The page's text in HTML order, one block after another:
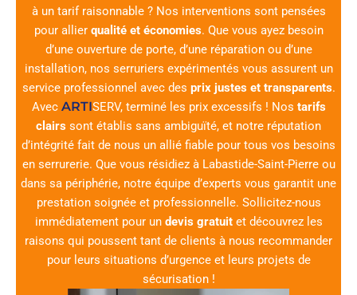
à un tarif raisonnable ? Nos interventions sont pensées
pour allier qualité et économies. Que vous ayez besoin
d’une ouverture de porte, d’une réparation ou d’une
installation, nos serruriers expérimentés vous assurent un
service professionnel avec des prix justes et transparents.
Avec ARTISERV, terminé les prix excessifs ! Nos tarifs
clairs sont établis sans ambiguïté, et notre réputation
d’intégrité fait de nous un allié fiable pour tous vos besoins
en serrurerie. Que vous résidiez à Labastide-Saint-Pierre ou
dans sa périphérie, notre équipe d’experts vous garantit une
prestation soignée et professionnelle. Sollicitez-nous
immédiatement pour un devis gratuitet découvrez les
raisons qui poussent tant de clients à nous recommander
pour leurs situations d’urgence et leurs projets de
sécurisation !